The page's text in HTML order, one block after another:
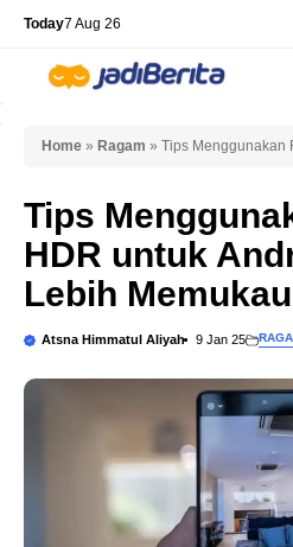
Skip
content
Today7 Aug 26
Home » Ragam » Tips Menggunakan
Tips
HDR untuk
Lebih
Atsna Himmatul Aliyah 9 Jan 25